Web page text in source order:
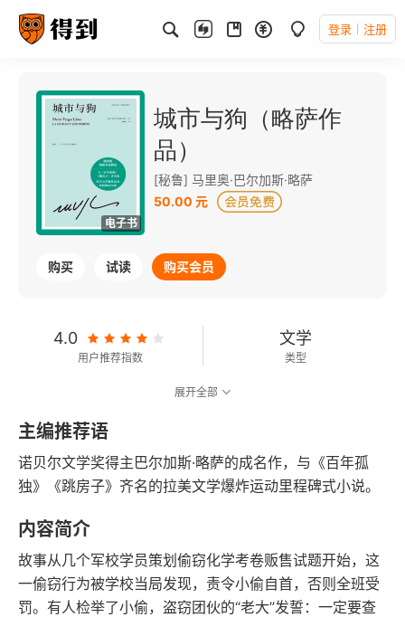
登录 注册
电子书
城市与狗（略萨作
品）
[秘鲁] 马里奥·巴尔加斯·略萨
50.00 元
购买 试读 购买会员
4.0
用户推荐指数
文学
类型
255千字
字数
2021-06-01
发行日期
展开全部
主编推荐语
诺贝尔文学奖得主巴尔加斯·略萨的成名作，与《百年孤
独》《跳房子》齐名的拉美文学爆炸运动里程碑式小说。
内容简介
故事从几个军校学员策划偷窃化学考卷贩售试题开始，这
一偷窃行为被学校当局发现，责令小偷自首，否则全班受
罚。有人检举了小偷，盗窃团伙的“老大”发誓：一定要查